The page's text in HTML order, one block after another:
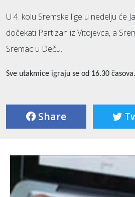
U 4. kolu Sremske lige u nedelju će
dočekati Partizan iz Vitojevca, a
Sremac u Deču.
Sve utakmice igraju se od 16.30 časova.
Share